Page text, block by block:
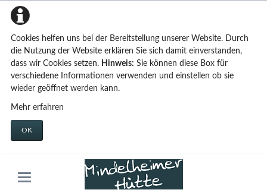
Cookies helfen uns bei der Bereitstellung unserer Website. Durch
die Nutzung der Website erklären Sie sich damit einverstanden,
dass wir Cookies setzen. Hinweis: Sie können diese Box für
verschiedene Informationen verwenden und einstellen ob sie
wieder geöffnet werden kann.
Mehr erfahren
OK